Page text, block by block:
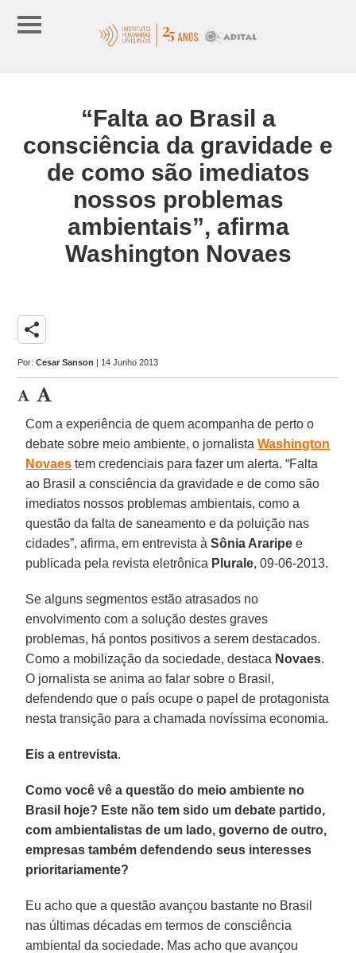
“Falta ao Brasil a
consciência da gravidade e
de como são imediatos
nossos problemas
ambientais”, afirma
Washington Novaes
share
Por:Cesar Sanson | 14 Junho 2013
Com a experiência de quem acompanha de perto o
debate sobre meio ambiente, o jornalistaWashington
Novaes tem credenciais para fazer um alerta. “Falta
ao Brasil a consciência da gravidade e de como são
imediatos nossos problemas ambientais, como a
questão da falta de saneamento e da poluição nas
cidades”, afirma, em entrevista àSônia Araripe e
publicada pela revista eletrônica Plurale, 09-06-2013.
Se alguns segmentos estão atrasados no
envolvimento com a solução destes graves
problemas, há pontos positivos a serem destacados.
Como a mobilização da sociedade, destaca Novaes.
O jornalista se anima ao falar sobre o Brasil,
defendendo que o país ocupe o papel de protagonista
nesta transição para a chamada novíssima economia.
Eis a entrevista.
Como você vê a questão do meio ambiente no
Brasil hoje? Este não tem sido um debate partido,
com ambientalistas de um lado, governo de outro,
empresas também defendendo seus interesses
prioritariamente?
Eu acho que a questão avançou bastante no Brasil
nas últimas décadas em termos de consciência
ambiental da sociedade. Mas acho que avançou